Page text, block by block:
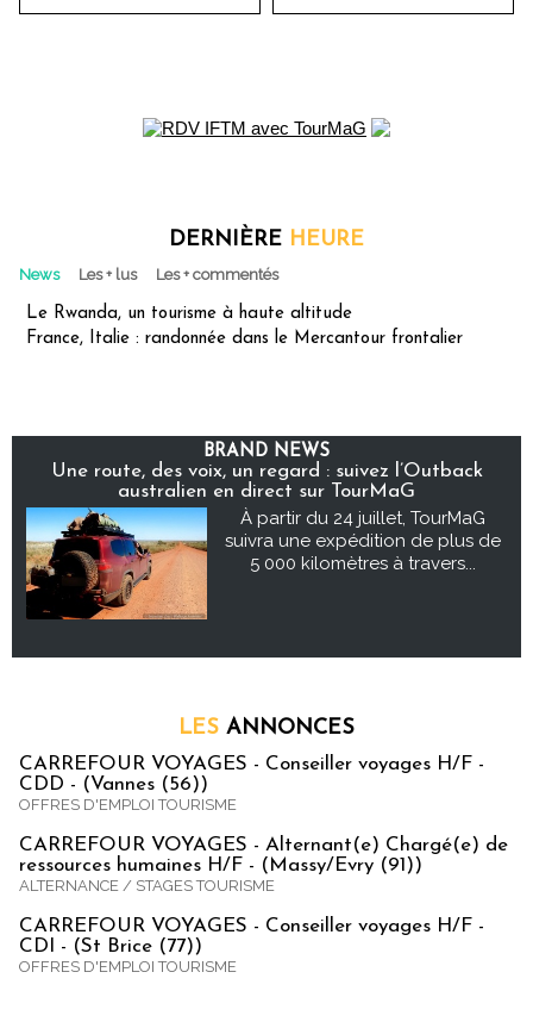
DERNIÈRE HEURE
News Les + lus Les + commentés
Le Rwanda, un tourisme à haute altitude
France, Italie : randonnée dans le Mercantour frontalier
BRAND NEWS
Une route, des voix, un regard : suivez l’Outback
australien en direct sur TourMaG
À partir du 24 juillet, TourMaG
suivra une expédition de plus de
5 000 kilomètres à travers...
LES ANNONCES
CARREFOUR VOYAGES - Conseiller voyages H/F -
CDD - (Vannes (56))
OFFRES D'EMPLOI TOURISME
CARREFOUR VOYAGES - Alternant(e) Chargé(e) de
ressources humaines H/F - (Massy/Evry (91))
ALTERNANCE / STAGES TOURISME
CARREFOUR VOYAGES - Conseiller voyages H/F -
CDI - (St Brice (77))
OFFRES D'EMPLOI TOURISME